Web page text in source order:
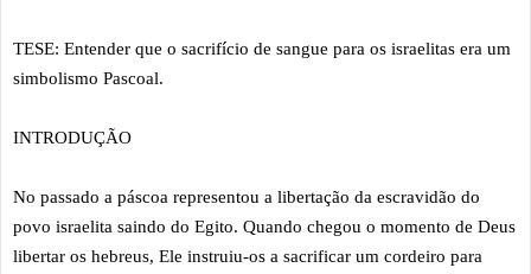
TESE: Entender que o sacrifício de sangue para os israelitas era um
simbolismo Pascoal.
INTRODUÇÃO
No passado a páscoa representou a libertação da escravidão do
povo israelita saindo do Egito. Quando chegou o momento de Deus
libertar os hebreus, Ele instruiu-os a sacrificar um cordeiro para